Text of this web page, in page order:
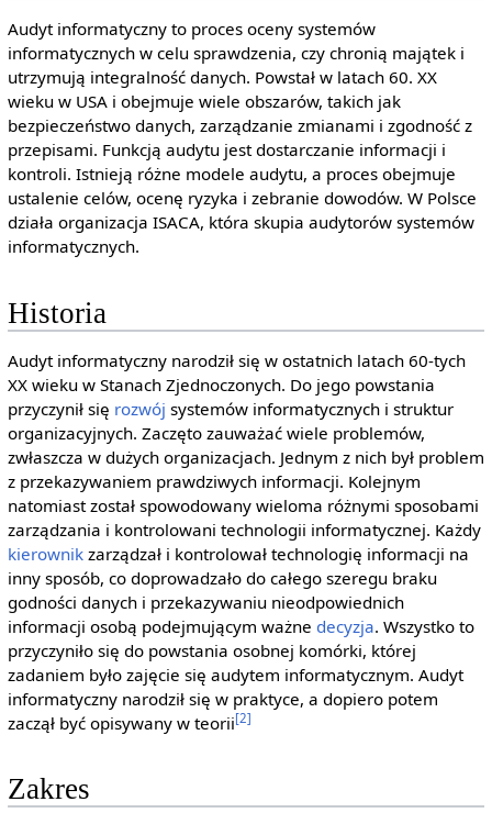
Audyt informatyczny to proces oceny systemów
informatycznych w celu sprawdzenia, czy chronią majątek i
utrzymują integralność danych. Powstał w latach 60. XX
wieku w USA i obejmuje wiele obszarów, takich jak
bezpieczeństwo danych, zarządzanie zmianami i zgodność z
przepisami. Funkcją audytu jest dostarczanie informacji i
kontroli. Istnieją różne modele audytu, a proces obejmuje
ustalenie celów, ocenę ryzyka i zebranie dowodów. W Polsce
działa organizacja ISACA, która skupia audytorów systemów
informatycznych.
Historia
Audyt informatyczny narodził się w ostatnich latach 60-tych
XX wieku w Stanach Zjednoczonych. Do jego powstania
przyczynił się rozwój systemów informatycznych i struktur
organizacyjnych. Zaczęto zauważać wiele problemów,
zwłaszcza w dużych organizacjach. Jednym z nich był problem
z przekazywaniem prawdziwych informacji. Kolejnym
natomiast został spowodowany wieloma różnymi sposobami
zarządzania i kontrolowani technologii informatycznej. Każdy
kierownikzarządzał i kontrolował technologię informacji na
inny sposób, co doprowadzało do całego szeregu braku
godności danych i przekazywaniu nieodpowiednich
informacji osobą podejmującym ważne decyzja. Wszystko to
przyczyniło się do powstania osobnej komórki, której
zadaniem było zajęcie się audytem informatycznym. Audyt
informatyczny narodził się w praktyce, a dopiero potem
zaczął być opisywany w teorii[2]
Zakres